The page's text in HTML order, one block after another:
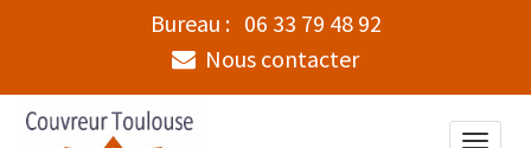
Bureau : 06 33 79 48 92
Nous contacter